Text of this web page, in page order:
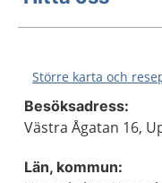
Större karta och
Besöksadress:
Västra Ågatan 16,
Län, kommun: